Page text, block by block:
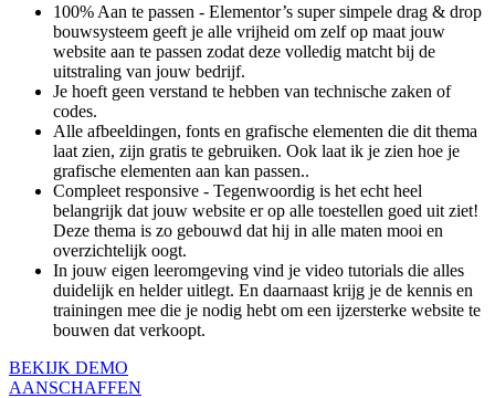
100% Aan te passen - Elementor’s super simpele drag & drop
bouwsysteem geeft je alle vrijheid om zelf op maat jouw
website aan te passen zodat deze volledig matcht bij de
uitstraling van jouw bedrijf.
Je hoeft geen verstand te hebben van technische zaken of
codes.
Alle afbeeldingen, fonts en grafische elementen die dit thema
laat zien, zijn gratis te gebruiken. Ook laat ik je zien hoe je
grafische elementen aan kan passen..
Compleet responsive - Tegenwoordig is het echt heel
belangrijk dat jouw website er op alle toestellen goed uit ziet!
Deze thema is zo gebouwd dat hij in alle maten mooi en
overzichtelijk oogt.
In jouw eigen leeromgeving vind je video tutorials die alles
duidelijk en helder uitlegt. En daarnaast krijg je de kennis en
trainingen mee die je nodig hebt om een ijzersterke website te
bouwen dat verkoopt.
BEKIJK DEMO
AANSCHAFFEN